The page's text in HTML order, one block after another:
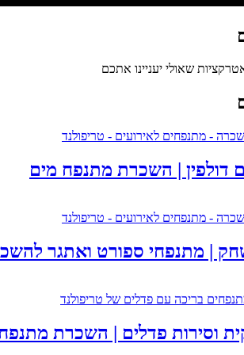
שאולי יעניינו אתכם
דולפין | השכרת מתנפח מים
| מתנפחי ספורט ואתגר
וסירות פדלים | השכרת